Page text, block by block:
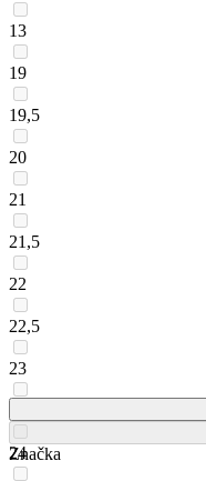
13
19
19,5
20
21
21,5
22
22,5
23
24
Značka